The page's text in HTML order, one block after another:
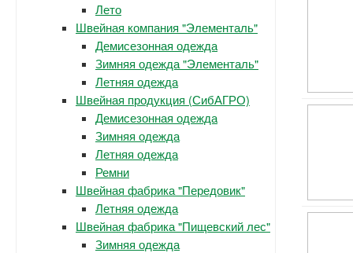
Лето
Швейная компания "Элементаль"
Демисезонная одежда
Зимняя одежда "Элементаль"
Летняя одежда
Швейная продукция (СибАГРО)
Демисезонная одежда
Зимняя одежда
Летняя одежда
Ремни
Швейная фабрика "Передовик"
Летняя одежда
Швейная фабрика "Пищевский лес"
Зимняя одежда